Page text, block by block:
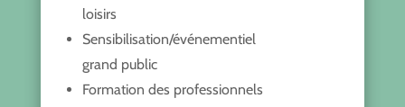
loisirs
Sensibilisation/événementiel
grand public
Formation des professionnels